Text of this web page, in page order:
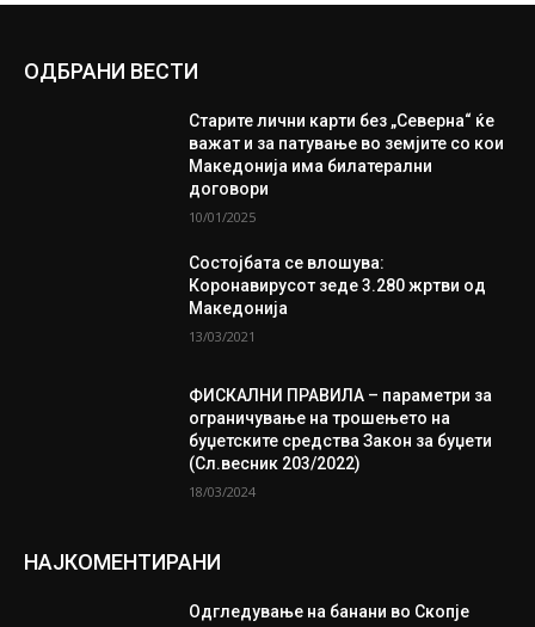
ОДБРАНИ ВЕСТИ
Старите лични карти без „Северна“ ќе
важат и за патување во земјите со кои
Македонија има билатерални
договори
10/01/2025
Состојбата се влошува:
Коронавирусот зеде 3.280 жртви од
Македонија
13/03/2021
ФИСКАЛНИ ПРАВИЛА – параметри за
ограничување на трошењето на
буџетските средства Закон за буџети
(Сл.весник 203/2022)
18/03/2024
НАЈКОМЕНТИРАНИ
Одгледување на банани во Скопје